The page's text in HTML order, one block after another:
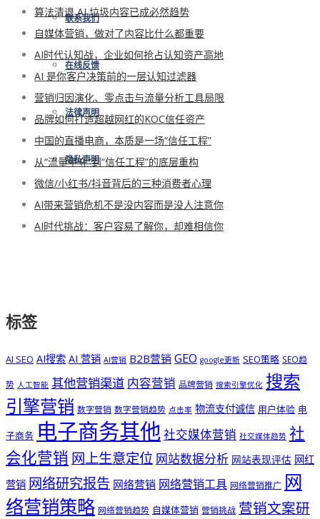
联系我们
在线反馈
法律声明
隐私声明
算法清退 AI 垃圾内容已成必然趋势
自媒体营销，做对了内容比什么都重要
AI时代认知战，企业如何抢占认知资产高地
AI 是你客户决策前的一层认知过滤器
营销归因演化、零点击与流量分析工具局限
品牌如何打造超越网红的KOC信任资产
中国的直播电商，本质是一场“信任工程”
从“流量争夺”到“信任工程”的底层重构
微信/小红书/抖音背后的三种消费者心理
AI带来营销危机不是没内容而是没人注意你
AI时代挑战：客户容易了解你，却难相信你
标签
AI SEO AI搜索 AI 营销 AI营销 B2B营销 GEO google更新 SEO策略 SEO趋
势 人工智能 其他营销渠道 内容营销 品牌营销 搜索引擎优化 搜索
引擎营销 数字营销 数字营销趋势 点击率 物流支付诚信 用户体验 电
子商务 电子商务其他社交媒体营销 社交媒体趋势 社
会化营销 网上生意定位 网站数据分析 网站表现评估 网红
营销 网络研究报告 网络营销 网络营销工具 网络营销推广 网
络营销策略 网络营销趋势 自媒体营销 营销挑战 营销文案研